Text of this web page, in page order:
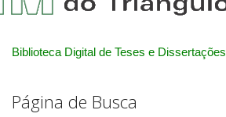
Biblioteca Digital de Teses e Dissertações
Página de Busca